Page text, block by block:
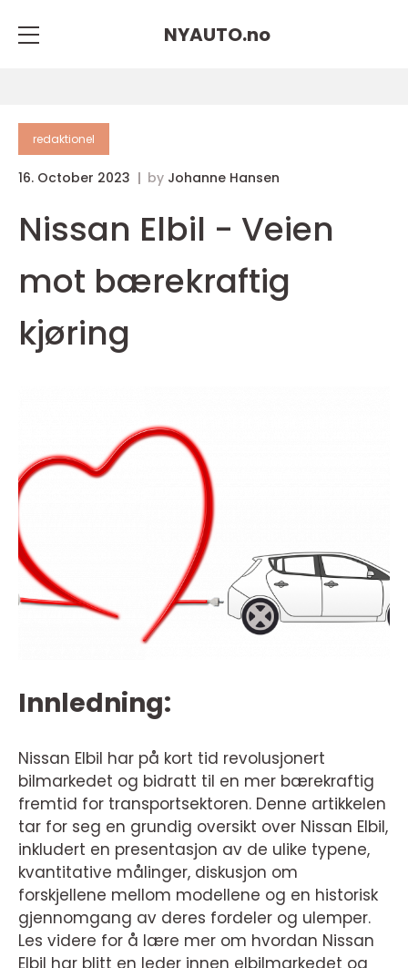
NYAUTO.no
redaktionel
16. October 2023 by Johanne Hansen
Nissan Elbil - Veien
mot bærekraftig
kjøring
Innledning:
Nissan Elbil har på kort tid revolusjonert
bilmarkedet og bidratt til en mer bærekraftig
fremtid for transportsektoren. Denne artikkelen
tar for seg en grundig oversikt over Nissan Elbil,
inkludert en presentasjon av de ulike typene,
kvantitative målinger, diskusjon om
forskjellene mellom modellene og en historisk
gjennomgang av deres fordeler og ulemper.
Les videre for å lære mer om hvordan Nissan
Elbil har blitt en leder innen elbilmarkedet og